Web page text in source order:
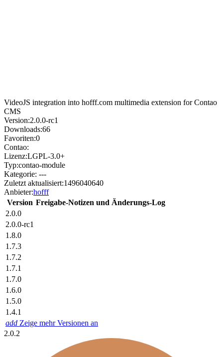
VideoJS integration into hofff.com multimedia extension for Contao
CMS
Version:2.0.0-rc1
Downloads:66
Favoriten:0
Contao:
Lizenz:LGPL-3.0+
Typ:contao-module
Kategorie: ---
Zuletzt aktualisiert:1496040640
Anbieter:hofff
Version Freigabe-Notizen und Änderungs-Log
2.0.0
2.0.0-rc1
1.8.0
1.7.3
1.7.2
1.7.1
1.7.0
1.6.0
1.5.0
1.4.1
add Zeige mehr Versionen an
2.0.2